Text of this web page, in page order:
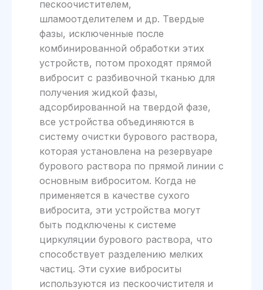
пескоочистителем,
шламоотделителем и др. Твердые
фазы, исключенные после
комбинированной обработки этих
устройств, потом проходят прямой
вибросит с разбивочной тканью для
получения жидкой фазы,
адсорбированной на твердой фазе,
все устройства объединяются в
систему очистки бурового раствора,
которая установлена на резервуаре
бурового раствора по прямой линии с
основным виброситом. Когда не
применяется в качестве сухого
вибросита, эти устройства могут
быть подключены к системе
циркуляции бурового раствора, что
способствует разделению мелких
частиц. Эти сухие виброситы
используются из пескоочистителя и